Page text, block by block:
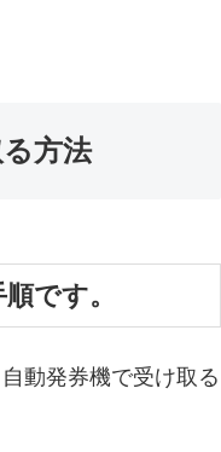
方法
です。
動発券機で受け取る